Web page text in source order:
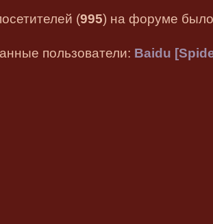
(995) на форуме
пользователи: Baidu